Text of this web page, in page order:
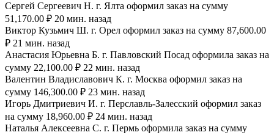
Сергей Сергеевич Н. г. Ялта оформил заказ на сумму
51,170.00 ₽ 20 мин. назад
Виктор Кузьмич Ш. г. Орел оформил заказ на сумму 87,600.00
₽ 21 мин. назад
Анастасия Юрьевна Б. г. Павловский Посад оформила заказ на
сумму 22,100.00 ₽ 22 мин. назад
Валентин Владиславович К. г. Москва оформил заказ на
сумму 146,300.00 ₽ 23 мин. назад
Игорь Дмитриевич И. г. Перславль-Залесский оформил заказ
на сумму 18,960.00 ₽ 24 мин. назад
Наталья Алексеевна С. г. Пермь оформила заказ на сумму